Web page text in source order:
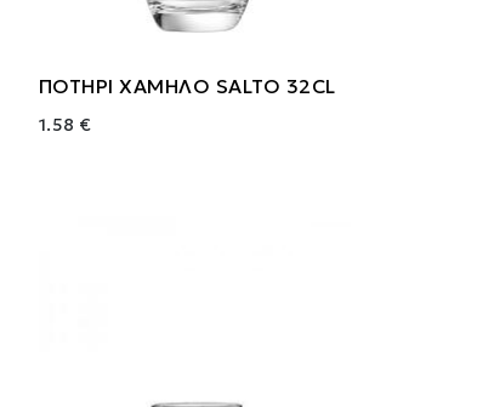
ΠΟΤΗΡΙ ΧΑΜΗΛΟ SALTO 32CL
1.58 €